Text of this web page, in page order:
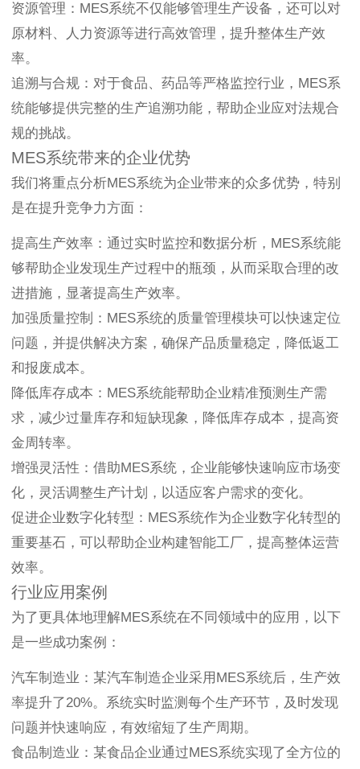
资源管理：MES系统不仅能够管理生产设备，还可以对
原材料、人力资源等进行高效管理，提升整体生产效
率。
追溯与合规：对于食品、药品等严格监控行业，MES系
统能够提供完整的生产追溯功能，帮助企业应对法规合
规的挑战。
MES系统带来的企业优势
我们将重点分析MES系统为企业带来的众多优势，特别
是在提升竞争力方面：
提高生产效率：通过实时监控和数据分析，MES系统能
够帮助企业发现生产过程中的瓶颈，从而采取合理的改
进措施，显著提高生产效率。
加强质量控制：MES系统的质量管理模块可以快速定位
问题，并提供解决方案，确保产品质量稳定，降低返工
和报废成本。
降低库存成本：MES系统能帮助企业精准预测生产需
求，减少过量库存和短缺现象，降低库存成本，提高资
金周转率。
增强灵活性：借助MES系统，企业能够快速响应市场变
化，灵活调整生产计划，以适应客户需求的变化。
促进企业数字化转型：MES系统作为企业数字化转型的
重要基石，可以帮助企业构建智能工厂，提高整体运营
效率。
行业应用案例
为了更具体地理解MES系统在不同领域中的应用，以下
是一些成功案例：
汽车制造业：某汽车制造企业采用MES系统后，生产效
率提升了20%。系统实时监测每个生产环节，及时发现
问题并快速响应，有效缩短了生产周期。
食品制造业：某食品企业通过MES系统实现了全方位的